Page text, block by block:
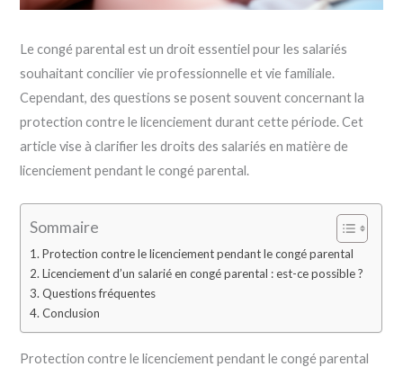
Le congé parental est un droit essentiel pour les salariés
souhaitant concilier vie professionnelle et vie familiale.
Cependant, des questions se posent souvent concernant la
protection contre le licenciement durant cette période. Cet
article vise à clarifier les droits des salariés en matière de
licenciement pendant le congé parental.
Sommaire
Protection contre le licenciement pendant le congé parental
Licenciement d’un salarié en congé parental : est-ce possible ?
Questions fréquentes
Conclusion
Protection contre le licenciement pendant le congé parental